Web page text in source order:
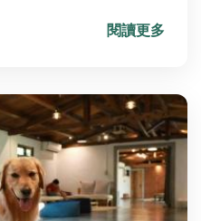
度體驗土耳其文化魅
閱讀更多